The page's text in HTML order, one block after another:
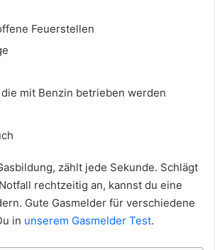
Feuerstellen
die mit Benzin betrieben werden
zählt jede Sekunde. Schlägt
rechtzeitig an, kannst du eine
Gute Gasmelder für verschiedene
in unserem Gasmelder Test.